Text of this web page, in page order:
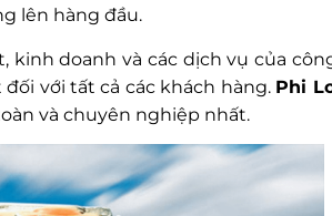
lên hàng đầu.
doanh và các dịch vụ của
với tất cả các khách hàng. Phi
và chuyên nghiệp nhất.